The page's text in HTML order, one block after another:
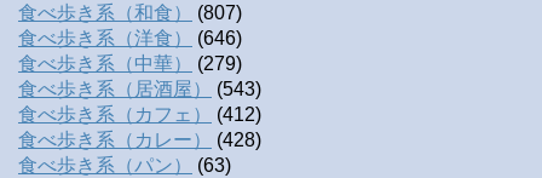
食べ歩き系（和食）
(807)
食べ歩き系（洋食）
(646)
食べ歩き系（中華）
(279)
食べ歩き系（居酒屋）
(543)
食べ歩き系（カフェ）
(412)
食べ歩き系（カレー）
(428)
食べ歩き系（パン）
(63)